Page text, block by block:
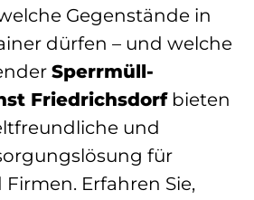
Gegenstände in
dürfen – und welche
Sperrmüll-
Friedrichsdorfbieten
und
für
Erfahren Sie,